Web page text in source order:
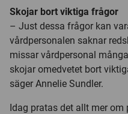
Skojar bort viktiga frågor
– Just dessa frågor kan
vårdpersonalen saknar
missar vårdpersonal
skojar omedvetet bort
säger Annelie Sundler.
Idag pratas det allt mer om